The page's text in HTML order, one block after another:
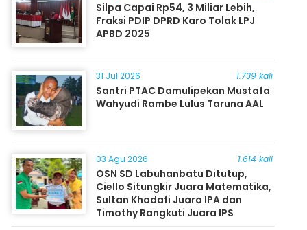
Silpa Capai Rp54, 3 Miliar Lebih,
Fraksi PDIP DPRD Karo Tolak LPJ
APBD 2025
31 Jul 2026 1.739 kali
Santri PTAC Damulipekan Mustafa
Wahyudi Rambe Lulus Taruna AAL
03 Agu 2026 1.614 kali
OSN SD Labuhanbatu Ditutup,
Ciello Situngkir Juara Matematika,
Sultan Khadafi Juara IPA dan
Timothy Rangkuti Juara IPS